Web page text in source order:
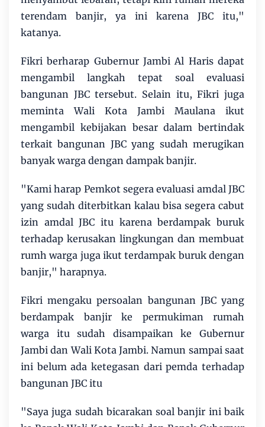
terendam banjir, ya ini karena JBC itu,"
katanya.
Fikri berharap Gubernur Jambi Al Haris dapat
mengambil langkah tepat soal evaluasi
bangunan JBC tersebut. Selain itu, Fikri juga
meminta Wali Kota Jambi Maulana ikut
mengambil kebijakan besar dalam bertindak
terkait bangunan JBC yang sudah merugikan
banyak warga dengan dampak banjir.
"Kami harap Pemkot segera evaluasi amdal JBC
yang sudah diterbitkan kalau bisa segera cabut
izin amdal JBC itu karena berdampak buruk
terhadap kerusakan lingkungan dan membuat
rumh warga juga ikut terdampak buruk dengan
banjir," harapnya.
Fikri mengaku persoalan bangunan JBC yang
berdampak banjir ke permukiman rumah
warga itu sudah disampaikan ke Gubernur
Jambi dan Wali Kota Jambi. Namun sampai saat
ini belum ada ketegasan dari pemda terhadap
bangunan JBC itu
"Saya juga sudah bicarakan soal banjir ini baik